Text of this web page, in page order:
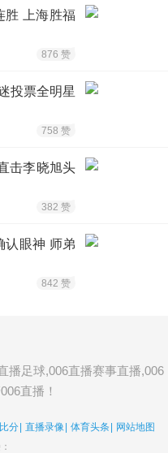
胜 上海胜福
876 赞
投票全明星
758 赞
击李晓旭头
382 赞
认眼神 师弟
842 赞
播足球,006直播赛事直播,006
直播！
分 直播录像 体育头条
网站地图